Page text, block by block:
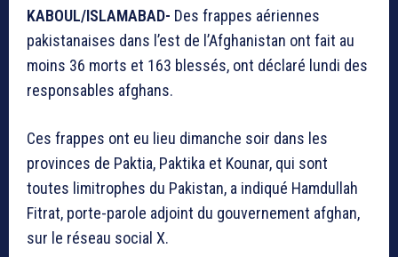
KABOUL/ISLAMABAD- Des frappes aériennes
pakistanaises dans l’est de l’Afghanistan ont fait au
moins 36 morts et 163 blessés, ont déclaré lundi des
responsables afghans.
Ces frappes ont eu lieu dimanche soir dans les
provinces de Paktia, Paktika et Kounar, qui sont
toutes limitrophes du Pakistan, a indiqué Hamdullah
Fitrat, porte-parole adjoint du gouvernement afghan,
sur le réseau social X.